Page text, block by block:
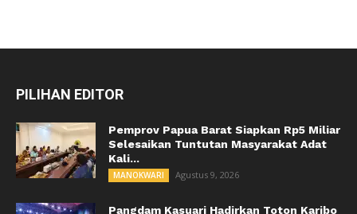
PILIHAN EDITOR
Pemprov Papua Barat Siapkan Rp5 Miliar
Selesaikan Tuntutan Masyarakat Adat
Kali...
MANOKWARI Agustus 9, 2026
Pangdam Kasuari Hadirkan Toton Karibo